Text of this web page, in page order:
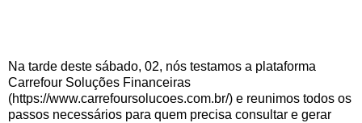
Na tarde deste sábado, 02, nós testamos a plataforma
Carrefour Soluções Financeiras
(https://www.carrefoursolucoes.com.br/) e reunimos todos os
passos necessários para quem precisa consultar e gerar